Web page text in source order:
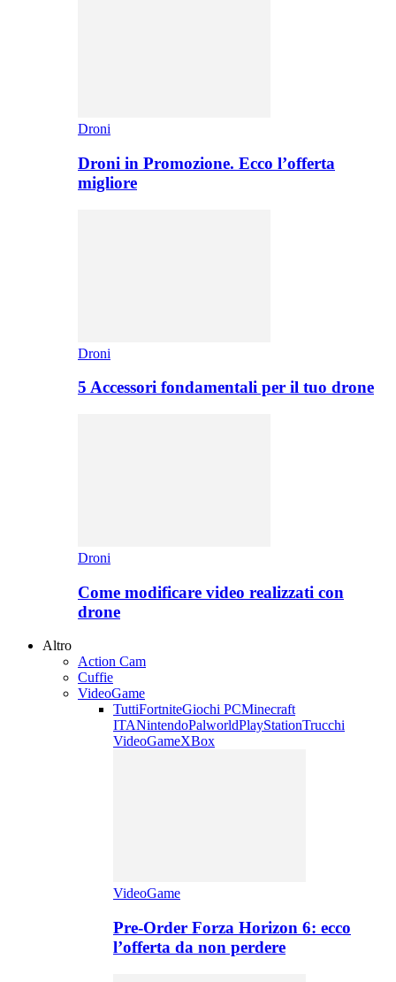
Droni
Droni in Promozione. Ecco l’offerta
migliore
Droni
5 Accessori fondamentali per il tuo drone
Droni
Come modificare video realizzati con
drone
Altro
Action Cam
Cuffie
VideoGame
TuttiFortniteGiochi PCMinecraft
ITANintendoPalworldPlayStationTrucchi
VideoGameXBox
VideoGame
Pre-Order Forza Horizon 6: ecco
l’offerta da non perdere